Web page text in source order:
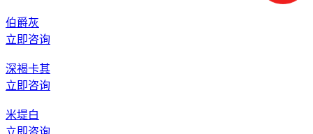
伯爵灰
立即咨询
深褐卡其
立即咨询
米堤白
立即咨询